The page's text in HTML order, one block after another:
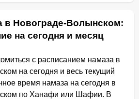
в Новограде-Волынском:
на сегодня и месяц
с расписанием намаза в
на сегодня и весь текущий
время намаза на сегодня в
по Ханафи или Шафии. В